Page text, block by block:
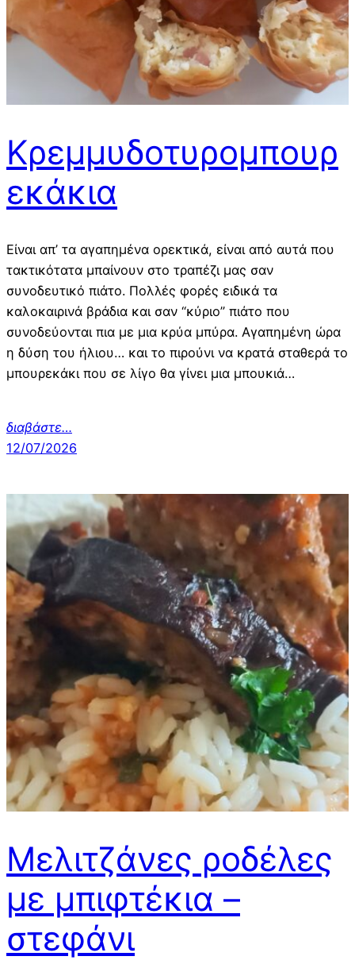
Κρεμμυδοτυρομπουρ
εκάκια
Είναι απ’ τα αγαπημένα ορεκτικά, είναι από αυτά που
τακτικότατα μπαίνουν στο τραπέζι μας σαν
συνοδευτικό πιάτο. Πολλές φορές ειδικά τα
καλοκαιρινά βράδια και σαν “κύριο” πιάτο που
συνοδεύονται πια με μια κρύα μπύρα. Αγαπημένη ώρα
η δύση του ήλιου… και το πιρούνι να κρατά σταθερά το
μπουρεκάκι που σε λίγο θα γίνει μια μπουκιά…
διαβάστε…
12/07/2026
Μελιτζάνες ροδέλες
με μπιφτέκια –
στεφάνι